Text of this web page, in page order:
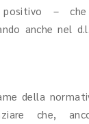
–
anche nel
della
che,